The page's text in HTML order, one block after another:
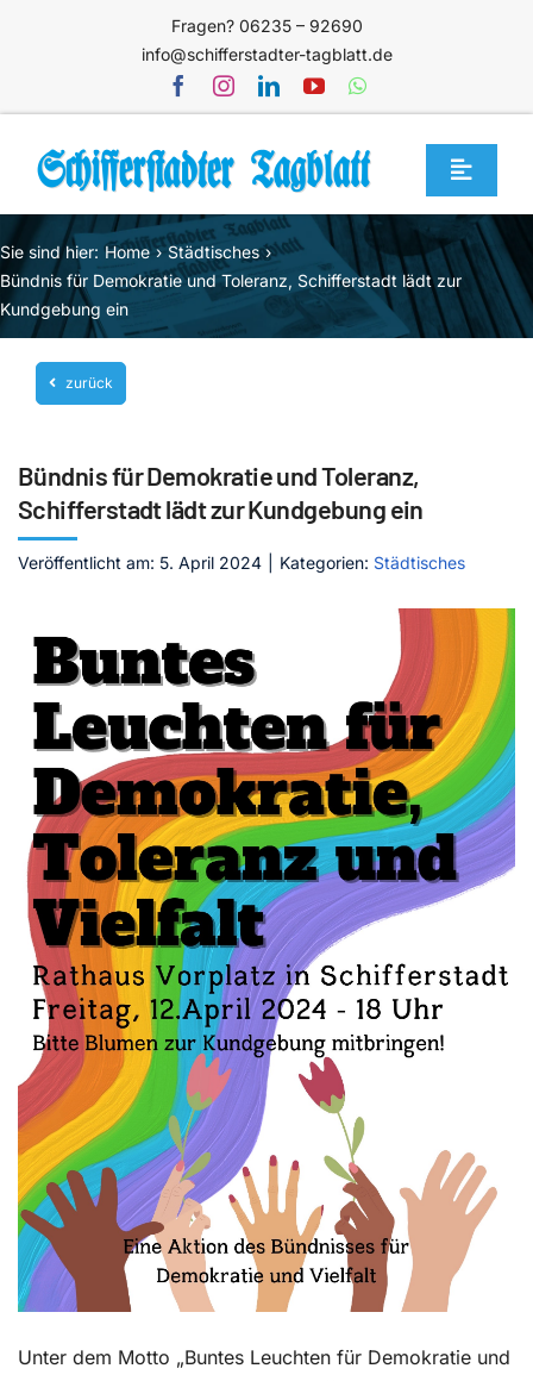
Fragen? 06235 – 92690
info@schifferstadter-tagblatt.de
Toggle
Home
Themen
Blog
Unternehmen
Mediathek
Jetzt abonnieren
Kontakt
Sie sind hier: Home
Städtisches
Bündnis für Demokratie und Toleranz, Schifferstadt lädt zur
Kundgebung ein
zurück
Bündnis für Demokratie und Toleranz,
Schifferstadt lädt zur Kundgebung ein
Veröffentlicht am: 5. April 2024 Kategorien: Städtisches
Unter dem Motto „Buntes Leuchten für Demokratie und